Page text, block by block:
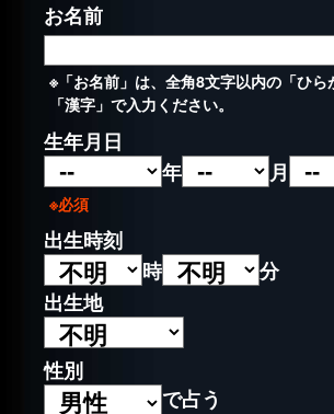
お名前
※「お名前」は、全角8文字以内の「ひら
「漢字」で入力ください。
生年月日
年
月
※必須
出生時刻
時
分
出生地
性別
で占う